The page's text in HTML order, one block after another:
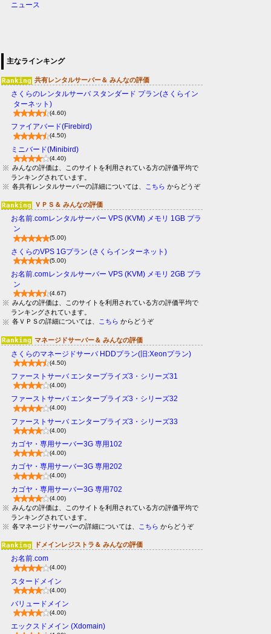
ニュース
主なラインキング
共有レンタルサーバー＆ みんなの評価
さくらのレンタルサーバ スタンダード プラン(さくらイン
ターネット)
(4.60)
ファイアバード(Firebird)
(4.50)
ミニバード(Minibird)
(4.40)
みんなの評価は、このサイトを利用されている方の評価平均で
ランキングされています。
各共有レンタルサーバーの詳細については、
こちら からどうぞ
ＶＰＳ＆ みんなの評価
お名前.comレンタルサーバー VPS (KVM) メモリ 1GB プラ
ン
(5.00)
さくらのVPS 1Gプラン (さくらインターネット)
(5.00)
お名前.comレンタルサーバー VPS (KVM) メモリ 2GB プラ
ン
(4.67)
みんなの評価は、このサイトを利用されている方の評価平均で
ランキングされています。
各ＶＰＳの詳細については、 こちら からどうぞ
マネージドサーバー＆ みんなの評価
さくらのマネージドサーバ HDDプラン(旧:Xeonプラン)
(4.50)
ファーストサーバ エンタープライズ3・シリーズ31
(4.00)
ファーストサーバ エンタープライズ3・シリーズ32
(4.00)
ファーストサーバ エンタープライズ3・シリーズ33
(4.00)
カゴヤ・専用サーバー3G 専用102
(4.00)
カゴヤ・専用サーバー3G 専用202
(4.00)
カゴヤ・専用サーバー3G 専用702
(4.00)
みんなの評価は、このサイトを利用されている方の評価平均で
ランキングされています。
各マネージドサーバーの詳細については、
こちら からどうぞ
ドメインレジストラ＆ みんなの評価
お名前.com
(4.00)
スタードメイン
(4.00)
バリュードメイン
(4.00)
エックスドメイン (Xdomain)